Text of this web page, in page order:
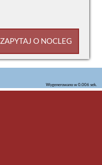
ZAPYTAJ O NOCLEG
Wygenerowano w 0.006 sek.